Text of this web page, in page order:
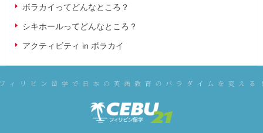
ボラカイってどんなところ？
シキホールってどんなところ？
アクティビティ in ボラカイ